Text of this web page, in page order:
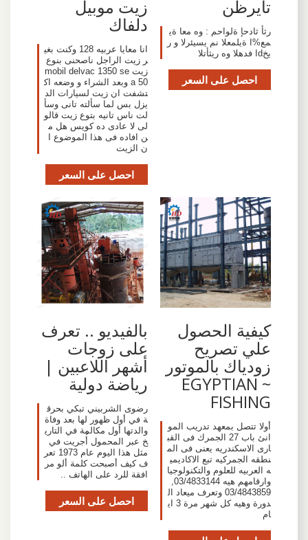
تايرظن
رثأ ثادحإ ةلواحم : وه معا ةي
مع%ا ةيلمعلا نم يسيئرلا و ر
يخdا فدهلا وه ريثأتلا
احصل على السعر
زيت موبيل
دلفاك
انا معايا عربيه 128 وكنت بغي
ر زيت الراجل ناصحنى بنوع
زيت mobil delvac 1350 se
a 50 وبعد الشراء و وضعه اك
تشفت ان زيت لسيارات الد
يزل بس لما سألته تانى وسأ
لت ناس تانيه بتوع زيت قالو
لى لا عادى ده كويس هل م
ن افاده فى هذا الموضوع ا
ن الزيت
احصل على السعر
كيفية الحصول
علي تصريح
زودياك بالموتور
~ EGYPTIAN
FISHING
أولا تتصل بمعهد تدريب المو
انئ باب 27 الجمرك فى القب
ارى الاسكندريه يعنى فى الم
نطقه الجمركيه تبع الاكاديمي
ه العربيه للعلوم والتكنولوجيا
وارقامهم هيه 03/4833144,
03/4843859 وتعرف ميعاد ال
دورة وهيه كل شهر مرة 3 اي
ام
بالفيديو .. تعرف
على زوجات
أشهر اللاعبين |
رياضة دولية
رضوى الشربيني تبكي بحرق
ة في أول ظهور لها بعد وفاة
والدتها أول مكالمة في التاري
خ عبر المحمول أُجريت في
مثل هذا اليوم عام 1973 تعر
ف كيف أصبحت كلمة ألو مر
افقة للرد على الهاتف ..
احصل على السعر